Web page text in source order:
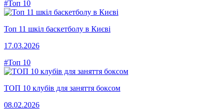
#Топ 10
Топ 11 шкіл баскетболу в Києві
17.03.2026
#Топ 10
ТОП 10 клубів для заняття боксом
08.02.2026